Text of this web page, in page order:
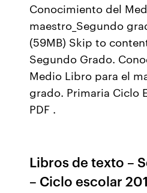
Conocimiento del
maestro_Segundo
(59MB) Skip to
Segundo Grado.
Medio Libro para el
grado. Primaria Ciclo
PDF .
Libros de texto –
– Ciclo escolar